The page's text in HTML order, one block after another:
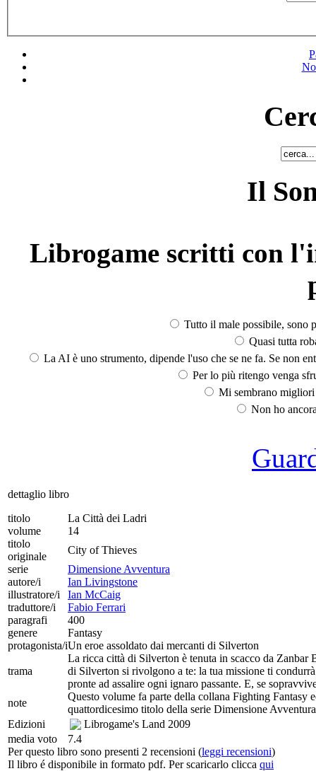
Il
Librogame scritti con
Tutto il male possibile, sono
Quasi tutta
La AI è uno strumento, dipende l'uso che se ne fa. Se non
Per lo più ritengo venga
Mi sembrano
Non ho
dettaglio libro
titolo
La Città dei Ladri
volume
14
titolo
originale
City of Thieves
serie
Dimensione Avventura
autore/i
Ian Livingstone
illustratore/i
Ian McCaig
traduttore/i
Fabio Ferrari
paragrafi
400
genere
Fantasy
protagonista/iUn eroe assoldato dai mercanti di Silverton
trama
La ricca città di Silverton è tenuta in scacco da Zanbar
di Silverton si rivolgono a te: la tua missione ti
pronte ad assalire ogni ignaro passante. E, se
note
Questo volume fa parte della collana Fighting
quattordicesimo titolo della serie Dimensione
Edizioni
Librogame's Land 2009
media voto
7.4
Per questo libro sono presenti 2 recensioni (leggi recensioni)
Il libro é disponibile in formato pdf. Per scaricarlo clicca qui